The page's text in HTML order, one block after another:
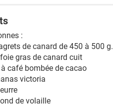
:
de canard de 450 à 500 g.
gras de canard cuit
café bombée de cacao
victoria
de volaille